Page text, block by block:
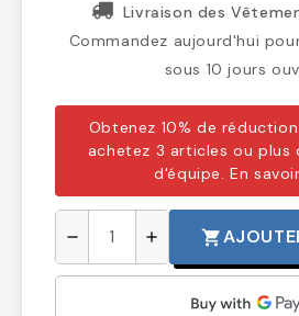
Livraison des
Commandez aujourd'hui
sous 10 jours
Obtenez 10% de
achetez 3 articles ou plus
d'équipe.En
remove add shopping_cart